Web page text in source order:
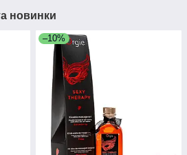
новинки
–10%